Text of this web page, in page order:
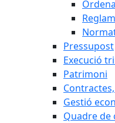
Pressupost
Execució
Patrimoni
Gestió
Quadre de